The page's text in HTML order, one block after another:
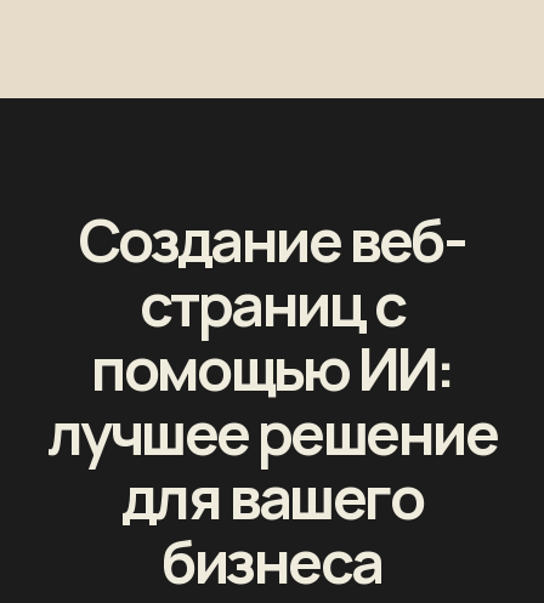
Создание веб-
страниц с
помощью ИИ:
лучшее решение
для вашего
бизнеса